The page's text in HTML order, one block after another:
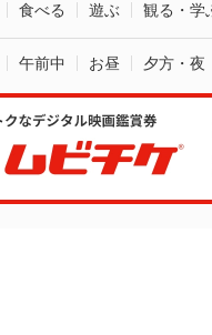
食べる 遊ぶ 観る・学
午前中 お昼 夕方・夜